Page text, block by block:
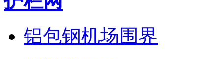
铝包钢机场围界